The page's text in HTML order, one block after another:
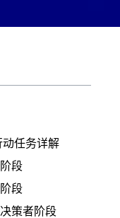
动任务详解
段
段
策者阶段